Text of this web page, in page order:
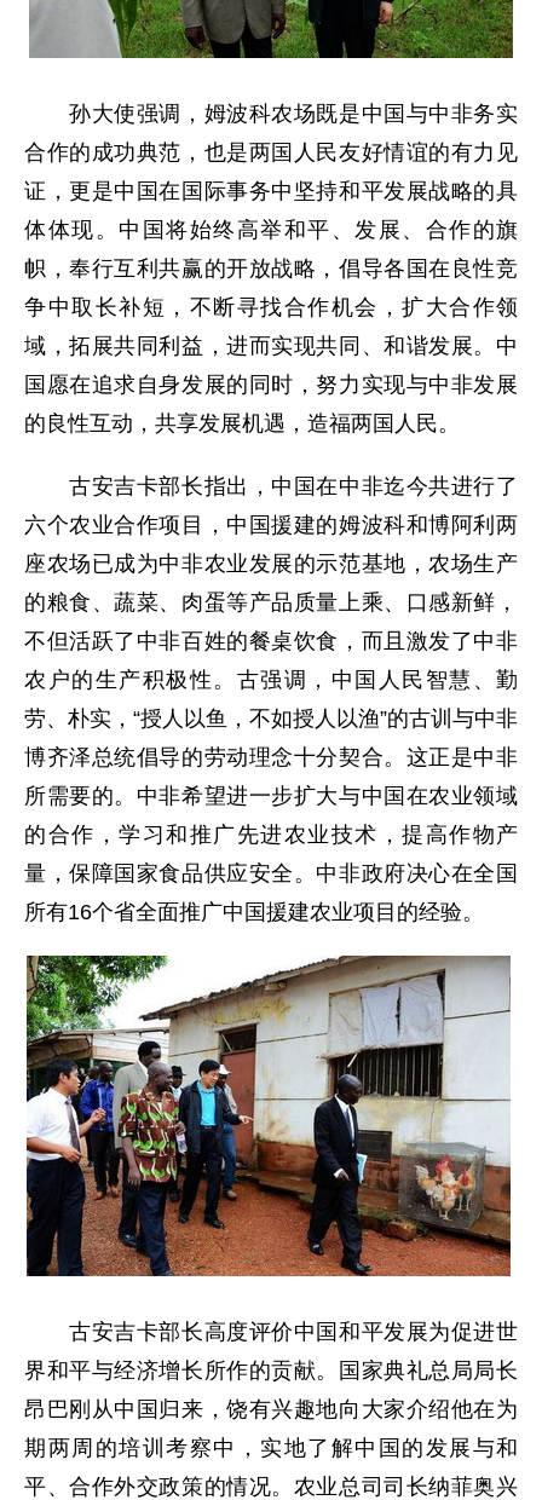
孙大使强调，姆波科农场既是中国与中非务实
合作的成功典范，也是两国人民友好情谊的有力见
证，更是中国在国际事务中坚持和平发展战略的具
体体现。中国将始终高举和平、发展、合作的旗
帜，奉行互利共赢的开放战略，倡导各国在良性竞
争中取长补短，不断寻找合作机会，扩大合作领
域，拓展共同利益，进而实现共同、和谐发展。中
国愿在追求自身发展的同时，努力实现与中非发展
的良性互动，共享发展机遇，造福两国人民。
古安吉卡部长指出，中国在中非迄今共进行了
六个农业合作项目，中国援建的姆波科和博阿利两
座农场已成为中非农业发展的示范基地，农场生产
的粮食、蔬菜、肉蛋等产品质量上乘、口感新鲜，
不但活跃了中非百姓的餐桌饮食，而且激发了中非
农户的生产积极性。古强调，中国人民智慧、勤
劳、朴实，“授人以鱼，不如授人以渔”的古训与中非
博齐泽总统倡导的劳动理念十分契合。这正是中非
所需要的。中非希望进一步扩大与中国在农业领域
的合作，学习和推广先进农业技术，提高作物产
量，保障国家食品供应安全。中非政府决心在全国
所有16个省全面推广中国援建农业项目的经验。
古安吉卡部长高度评价中国和平发展为促进世
界和平与经济增长所作的贡献。国家典礼总局局长
昂巴刚从中国归来，饶有兴趣地向大家介绍他在为
期两周的培训考察中，实地了解中国的发展与和
平、合作外交政策的情况。农业总司司长纳菲奥兴